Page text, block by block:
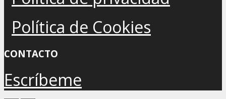
Política de Cookies
CONTACTO
Escríbeme